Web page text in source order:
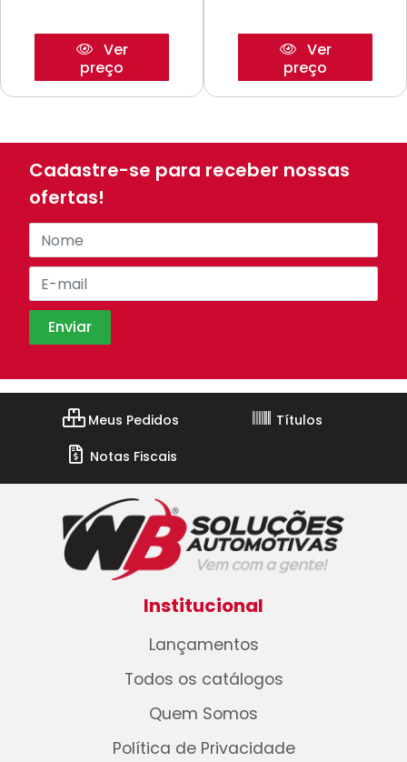
Ver
preço
Ver
preço
Cadastre-se para receber nossas
ofertas!
Meus Pedidos
Títulos
Notas Fiscais
Institucional
Lançamentos
Todos os catálogos
Quem Somos
Política de Privacidade